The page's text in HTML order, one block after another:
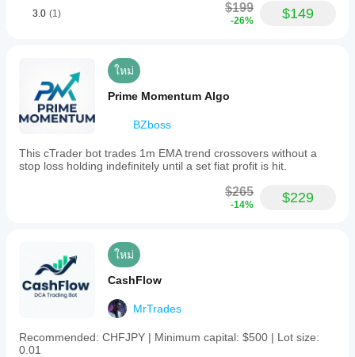
3.0 (1) $199
-26% $149
ใหม่
Prime Momentum Algo
BZboss
This cTrader bot trades 1m EMA trend crossovers without a
stop loss holding indefinitely until a set fiat profit is hit.
$265
-14% $229
ใหม่
CashFlow
MrTrades
Recommended: CHFJPY | Minimum capital: $500 | Lot size:
0.01